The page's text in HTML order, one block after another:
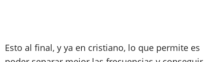
Esto al final, y ya en cristiano, lo que permite es